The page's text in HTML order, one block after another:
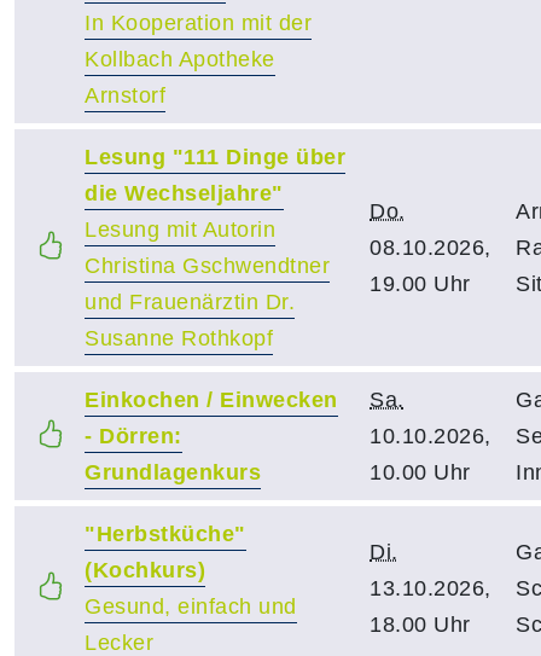
In Kooperation mit der
Kollbach Apotheke
Arnstorf
Lesung "111 Dinge über
die Wechseljahre"
Lesung mit Autorin
Christina Gschwendtner
und Frauenärztin Dr.
Susanne Rothkopf
Do.
08.10.2026,
19.00 Uhr
Einkochen / Einwecken
- Dörren:
Grundlagenkurs
Sa.
10.10.2026,
10.00 Uhr
"Herbstküche"
(Kochkurs)
Gesund, einfach und
Lecker
Di.
13.10.2026,
18.00 Uhr